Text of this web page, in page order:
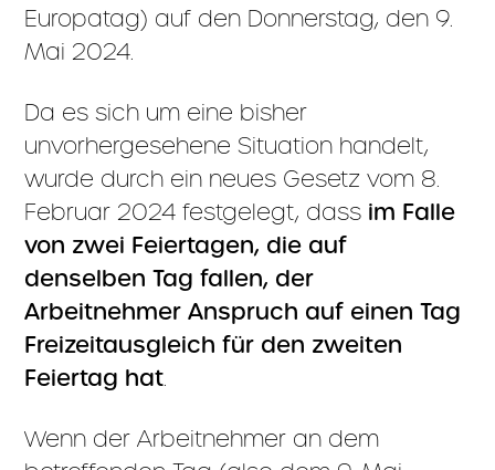
Europatag) auf den Donnerstag, den 9.
Mai 2024.
Da es sich um eine bisher
unvorhergesehene Situation handelt,
wurde durch ein neues Gesetz vom 8.
Februar 2024 festgelegt, dass im Falle
von zwei Feiertagen, die auf
denselben Tag fallen, der
Arbeitnehmer Anspruch auf einen Tag
Freizeitausgleich für den zweiten
Feiertag hat.
Wenn der Arbeitnehmer an dem